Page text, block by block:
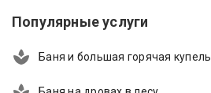
Популярные услуги
Баня и большая горячая купель